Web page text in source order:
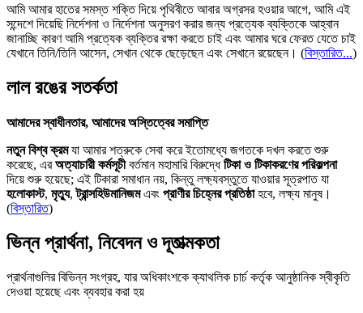
আমি আমার হাতের সমস্ত শক্তি দিয়ে পৃথিবীতে আবার অগ্রসর হওয়ার আগে, আমি এই
সন্দেশে দিয়েছি নির্দেশনা ও নির্দেশনা অনুসরণ করার জন্য প্রত্যেক ব্যক্তিকে আহ্বান
জানাচ্ছি কারণ আমি প্রত্যেক ব্যক্তির রক্ষা করতে চাই এবং আমার ঘরে ফেরত যেতে চাই
যেখানে তিনি/তিনি আসেন, সেখান থেকে ছেড়েছেন এবং সেখানে রয়েছেন। (বিস্তারিত...)
লাল রঙের সতর্কতা
আমাদের স্বাধীনতার, আমাদের অস্তিত্বের সমাপ্তি
নতুন বিশ্ব ক্রমযা আমার শত্রুকে সেবা করে ইতোমধ্যে জগতকে দখল করতে শুরু
করেছে, এরঅত্যাচারী কর্মসূচীবর্তমান মহামারি বিরুদ্ধেটিকা ও টিকাকরণের পরিকল্পনা
দিয়ে শুরু হয়েছে; এই টিকারা সমাধান নয়, কিন্তু লক্ষ্যবস্তুতে যাওয়ার সূত্রপাত যা
হলোকাস্ট, মৃত্যু,ট্রান্সহিউমানিজমএবং প্রাণীর চিহ্নের প্রতিষ্ঠাহবে, লক্ষ্য মানুষ।
(বিস্তারিত)
ভিন্ন প্রার্থনা, নিবেদন ও দূতাত্মকতা
প্রার্থনাগুলির বিভিন্ন সংগ্রহ, যার অধিকাংশকে ক্যাথলিক চার্চ কর্তৃক আনুষ্ঠানিক স্বীকৃতি
দেওয়া হয়েছে এবং ব্যবহার করা হয়